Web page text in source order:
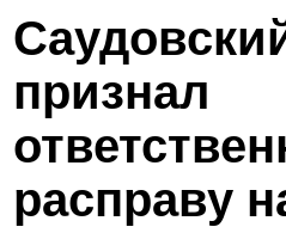
признал
расправу